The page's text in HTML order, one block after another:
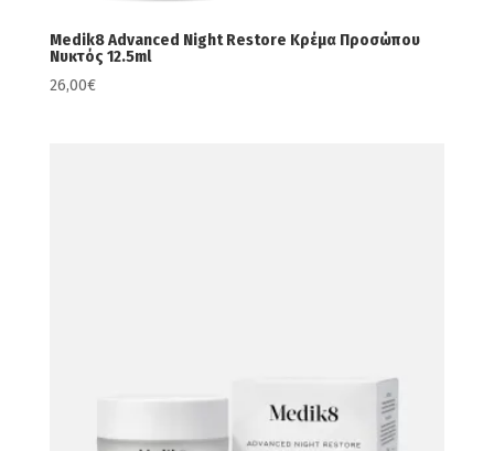
Medik8 Advanced Night Restore Κρέμα Προσώπου
Νυκτός 12.5ml
26,00€